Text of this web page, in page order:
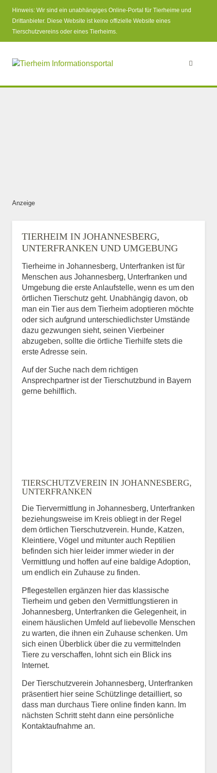
Hinweis: Wir sind ein unabhängiges Online-Portal für Tierheime und
Drittanbieter. Diese Website ist keine offizielle Website eines
Tierschutzvereins oder eines Tierheims.
Anzeige
TIERHEIM IN JOHANNESBERG,
UNTERFRANKEN UND UMGEBUNG
Tierheime in Johannesberg, Unterfranken ist für
Menschen aus Johannesberg, Unterfranken und
Umgebung die erste Anlaufstelle, wenn es um den
örtlichen Tierschutz geht. Unabhängig davon, ob
man ein Tier aus dem Tierheim adoptieren möchte
oder sich aufgrund unterschiedlichster Umstände
dazu gezwungen sieht, seinen Vierbeiner
abzugeben, sollte die örtliche Tierhilfe stets die
erste Adresse sein.
Auf der Suche nach dem richtigen
Ansprechpartner ist der Tierschutzbund in Bayern
gerne behilflich.
TIERSCHUTZVEREIN IN JOHANNESBERG,
UNTERFRANKEN
Die Tiervermittlung in Johannesberg, Unterfranken
beziehungsweise im Kreis obliegt in der Regel
dem örtlichen Tierschutzverein. Hunde, Katzen,
Kleintiere, Vögel und mitunter auch Reptilien
befinden sich hier leider immer wieder in der
Vermittlung und hoffen auf eine baldige Adoption,
um endlich ein Zuhause zu finden.
Pflegestellen ergänzen hier das klassische
Tierheim und geben den Vermittlungstieren in
Johannesberg, Unterfranken die Gelegenheit, in
einem häuslichen Umfeld auf liebevolle Menschen
zu warten, die ihnen ein Zuhause schenken. Um
sich einen Überblick über die zu vermittelnden
Tiere zu verschaffen, lohnt sich ein Blick ins
Internet.
Der Tierschutzverein Johannesberg, Unterfranken
präsentiert hier seine Schützlinge detailliert, so
dass man durchaus Tiere online finden kann. Im
nächsten Schritt steht dann eine persönliche
Kontaktaufnahme an.